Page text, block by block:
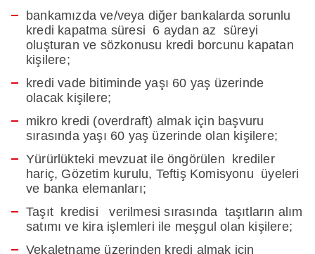
bankamızda ve/veya diğer bankalarda sorunlu
kredi kapatma süresi 6 aydan az süreyi
oluşturan ve sözkonusu kredi borcunu kapatan
kişilere;
kredi vade bitiminde yaşı 60 yaş üzerinde
olacak kişilere;
mikro kredi (overdraft) almak için başvuru
sırasında yaşı 60 yaş üzerinde olan kişilere;
Yürürlükteki mevzuat ile öngörülen krediler
hariç, Gözetim kurulu, Teftiş Komisyonu üyeleri
ve banka elemanları;
Taşıt kredisi verilmesi sırasında taşıtların alım
satımı ve kira işlemleri ile meşgul olan kişilere;
Vekaletname üzerinden kredi almak için